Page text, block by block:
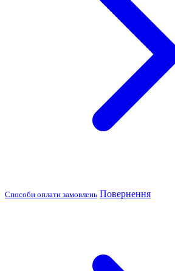
Способи оплати замовлень Повернення